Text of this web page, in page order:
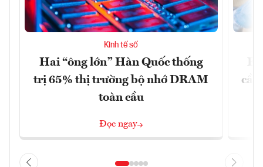
Kinh tế số
Hai “ông lớn” Hàn Quốc thống
trị 65% thị trường bộ nhớ DRAM
toàn cầu
Đọc ngay